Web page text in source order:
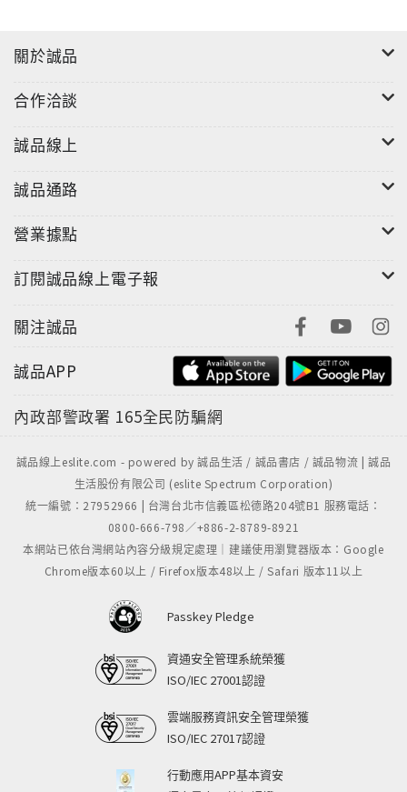
關於誠品
合作洽談
誠品線上
誠品通路
營業據點
訂閱誠品線上電子報
關注誠品
誠品APP
內政部警政署 165全民防騙網
誠品線上eslite.com - powered by 誠品生活 / 誠品書店 / 誠品物流 | 誠品
生活股份有限公司 (eslite Spectrum Corporation)
統一編號：27952966 | 台灣台北市信義區松德路204號B1 服務電話：
0800-666-798／+886-2-8789-8921
本網站已依台灣網站內容分級規定處理｜建議使用瀏覽器版本：Google
Chrome版本60以上 / Firefox版本48以上 / Safari 版本11以上
Passkey Pledge
資通安全管理系統榮獲
ISO/IEC 27001認證
雲端服務資訊安全管理榮獲
ISO/IEC 27017認證
行動應用APP基本資安